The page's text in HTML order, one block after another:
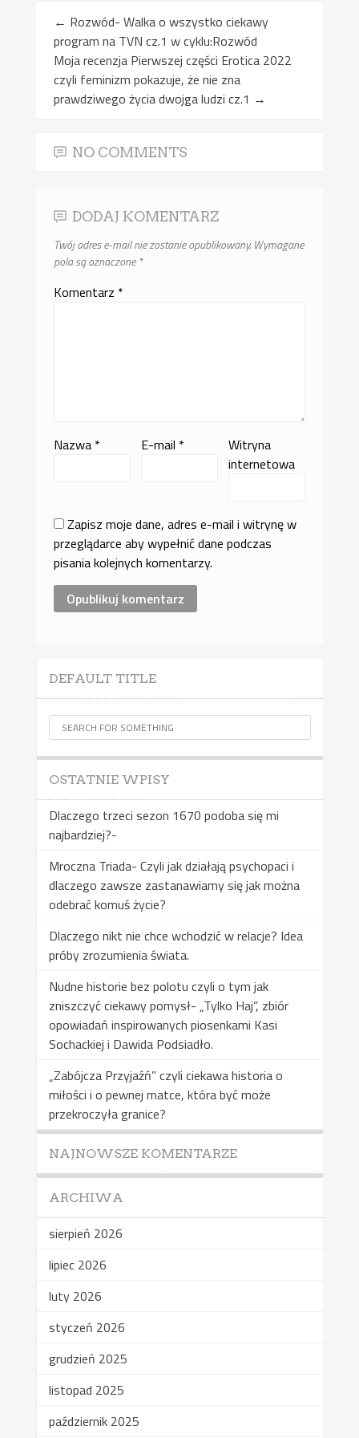
← Rozwód- Walka o wszystko ciekawy
program na TVN cz.1 w cyklu:Rozwód
Moja recenzja Pierwszej części Erotica 2022
czyli feminizm pokazuje, że nie zna
prawdziwego życia dwojga ludzi cz.1 →
NO COMMENTS
DODAJ KOMENTARZ
Twój adres e-mail nie zostanie opublikowany. Wymagane
pola są oznaczone*
Komentarz *
Nazwa * E-mail *
Witryna
internetowa
Zapisz moje dane, adres e-mail i witrynę w
przeglądarce aby wypełnić dane podczas
pisania kolejnych komentarzy.
DEFAULT TITLE
OSTATNIE WPISY
Dlaczego trzeci sezon 1670 podoba się mi
najbardziej?-
Mroczna Triada- Czyli jak działają psychopaci i
dlaczego zawsze zastanawiamy się jak można
odebrać komuś życie?
Dlaczego nikt nie chce wchodzić w relacje? Idea
próby zrozumienia świata.
Nudne historie bez polotu czyli o tym jak
zniszczyć ciekawy pomysł- „Tylko Haj”, zbiór
opowiadań inspirowanych piosenkami Kasi
Sochackiej i Dawida Podsiadło.
„Zabójcza Przyjaźń” czyli ciekawa historia o
miłości i o pewnej matce, która być może
przekroczyła granice?
NAJNOWSZE KOMENTARZE
ARCHIWA
sierpień 2026
lipiec 2026
luty 2026
styczeń 2026
grudzień 2025
listopad 2025
październik 2025